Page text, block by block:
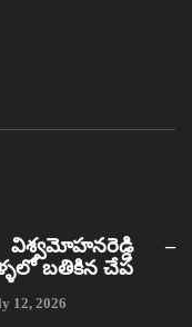
విశ్వమోహనరెడ్డి –
బతికిన చేప
12, 2026